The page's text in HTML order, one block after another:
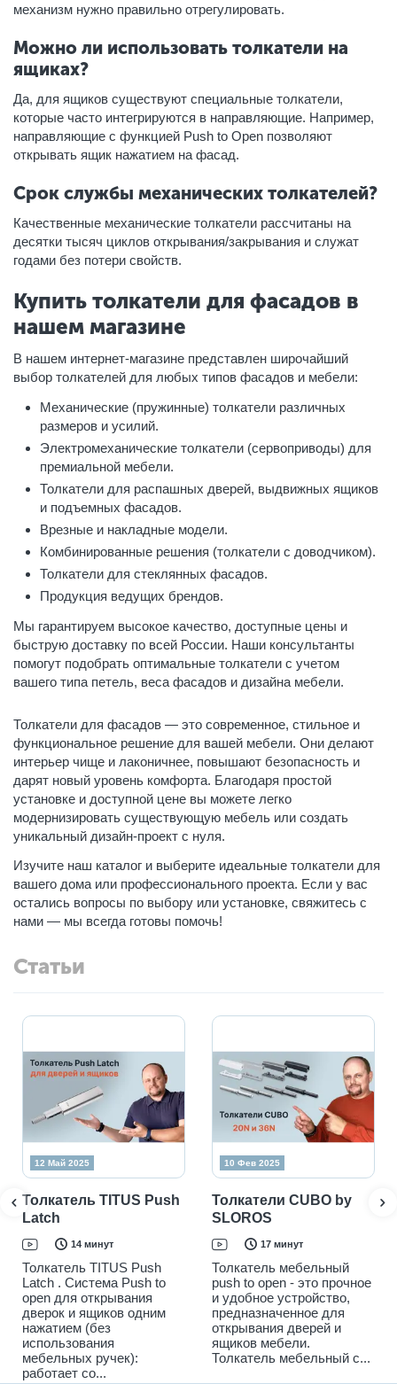
механизм нужно правильно отрегулировать.
Можно ли использовать толкатели на
ящиках?
Да, для ящиков существуют специальные толкатели,
которые часто интегрируются в направляющие. Например,
направляющие с функцией Push to Open позволяют
открывать ящик нажатием на фасад.
Срок службы механических толкателей?
Качественные механические толкатели рассчитаны на
десятки тысяч циклов открывания/закрывания и служат
годами без потери свойств.
Купить толкатели для фасадов в
нашем магазине
В нашем интернет-магазине представлен широчайший
выбор толкателей для любых типов фасадов и мебели:
Механические (пружинные) толкатели различных
размеров и усилий.
Электромеханические толкатели (сервоприводы) для
премиальной мебели.
Толкатели для распашных дверей, выдвижных ящиков
и подъемных фасадов.
Врезные и накладные модели.
Комбинированные решения (толкатели с доводчиком).
Толкатели для стеклянных фасадов.
Продукция ведущих брендов.
Мы гарантируем высокое качество, доступные цены и
быструю доставку по всей России. Наши консультанты
помогут подобрать оптимальные толкатели с учетом
вашего типа петель, веса фасадов и дизайна мебели.
Толкатели для фасадов — это современное, стильное и
функциональное решение для вашей мебели. Они делают
интерьер чище и лаконичнее, повышают безопасность и
дарят новый уровень комфорта. Благодаря простой
установке и доступной цене вы можете легко
модернизировать существующую мебель или создать
уникальный дизайн-проект с нуля.
Изучите наш каталог и выберите идеальные толкатели для
вашего дома или профессионального проекта. Если у вас
остались вопросы по выбору или установке, свяжитесь с
нами — мы всегда готовы помочь!
Статьи